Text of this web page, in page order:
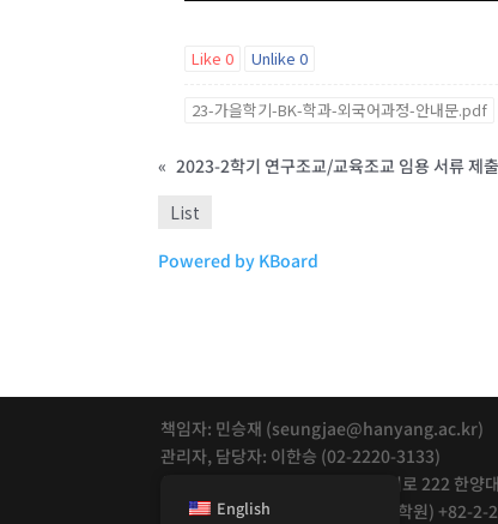
Like 0 Unlike 0
23-가을학기-BK-학과-외국어과정-안내문.pdf
« 2023-2학기 연구조교/교육조교 임용 서류 제
List
Powered by KBoard
책임자: 민승재 (seungjae@hanyang.ac.kr)
관리자, 담당자: 이한승 (02-2220-3133)
(04763) 서울특별시 성동구 왕십리로 222 한양
Tel: (학부) +82-2-2220-3133 (대학원) +82-
English